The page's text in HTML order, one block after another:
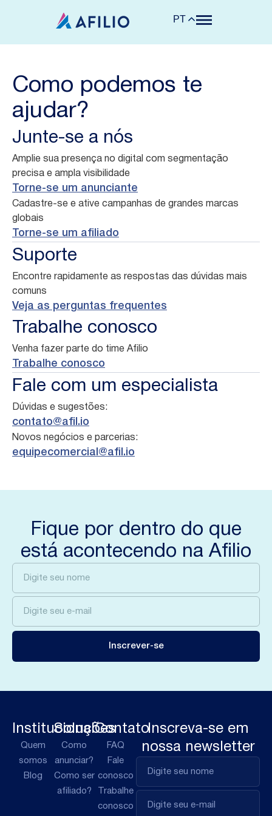
PT
Como podemos te
ajudar?
Junte-se a nós
Amplie sua presença no digital com segmentação
precisa e ampla visibilidade
Torne-se um anunciante
Cadastre-se e ative campanhas de grandes marcas
globais
Torne-se um afiliado
Suporte
Encontre rapidamente as respostas das dúvidas mais
comuns
Veja as perguntas frequentes
Trabalhe conosco
Venha fazer parte do time Afilio
Trabalhe conosco
Fale com um especialista
Dúvidas e sugestões:
contato@afil.io
Novos negócios e parcerias:
equipecomercial@afil.io
Fique por dentro do que
está acontecendo na Afilio
Inscrever-se
Institucional
Quem
somos
Blog
Soluções
Como
anunciar?
Como ser
afiliado?
Contato
FAQ
Fale
conosco
Trabalhe
conosco
Inscreva-se em
nossa newsletter